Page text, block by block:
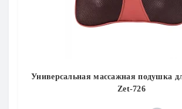
Универсальная массажная подушка
Zet-726